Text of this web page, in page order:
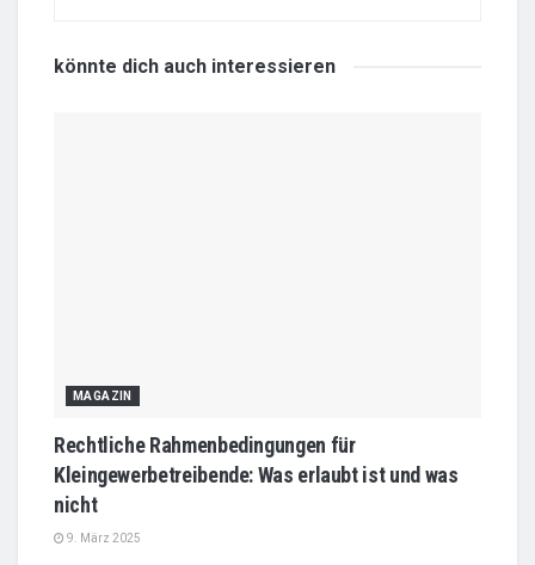
könnte dich auch interessieren
MAGAZIN
Rechtliche Rahmenbedingungen für
Kleingewerbetreibende: Was erlaubt ist und was
nicht
9. März 2025